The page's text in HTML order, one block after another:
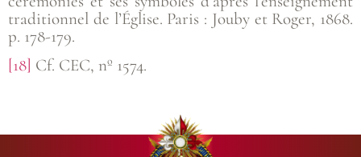
traditionnel de l’Église. Paris : Jouby et Roger, 1868.
p. 178-179.
[18] Cf. CEC, nº 1574.